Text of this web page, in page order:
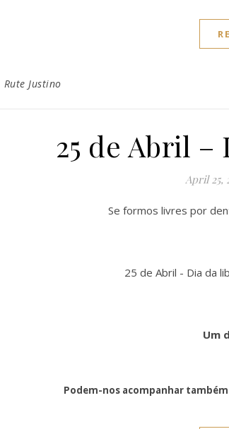
Rute Justino
25 de Abril
April 25,
Se formos livres por
Um
Podem-nos acompanhar também